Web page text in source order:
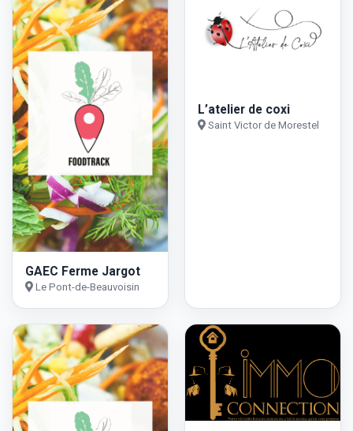
GAEC Ferme Jargot
Le Pont-de-Beauvoisin
L’atelier de coxi
Saint Victor de Morestel